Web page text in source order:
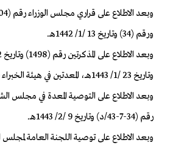
ورقم (34) وتاريخ 13 /1/ 1442هـ.
وتاريخ 23 /1/ 1443هــ، المعدتين في هيئة الخبراء بمجلس الوزراء.
وبعد الاطلاع على التوصية المعدة في مجلس
رقم (34-7-43/د) وتاريخ 9 /2/ 1443هـ.